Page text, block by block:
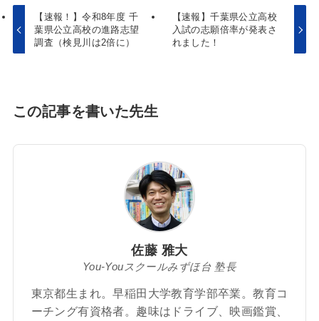
【速報！】令和8年度 千
葉県公立高校の進路志望
調査（検見川は2倍に）
【速報】千葉県公立高校
入試の志願倍率が発表さ
れました！
この記事を書いた先生
佐藤 雅大
You-Youスクールみずほ台 塾長
東京都生まれ。早稲田大学教育学部卒業。教育コ
ーチング有資格者。趣味はドライブ、映画鑑賞、